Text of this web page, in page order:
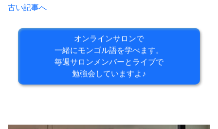
古い記事へ
オンラインサロンで
一緒にモンゴル語を学べます。
毎週サロンメンバーとライブで
勉強会していますよ♪